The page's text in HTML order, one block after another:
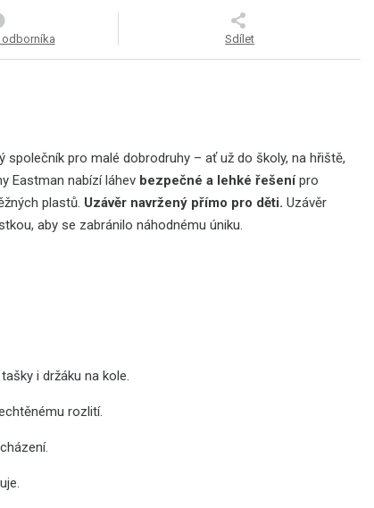
odborníka Sdílet
pro malé dobrodruhy – ať už do školy, na hřiště,
Eastman nabízí láhev bezpečné a lehké řešenípro
plastů. Uzávěr navržený přímo pro děti. Uzávěr
aby se zabránilo náhodnému úniku.
i držáku na kole.
rozlití.